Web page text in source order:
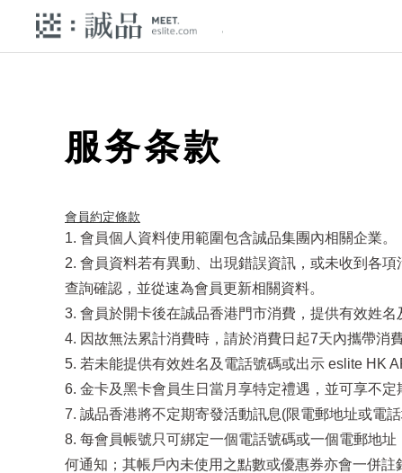
服务条款
會員約定條款​
1. 會員個人資料使用範圍包含誠品集團內相關企業。
2. 會員資料若有異動、出現錯誤資訊，或未收到各
查詢確認，並從速為會員更新相關資料。
3. 會員於開卡後在誠品香港門市消費，提供有效姓
4. 因故無法累計消費時，請於消費日起7天內攜帶消
5. 若未能提供有效姓名及電話號碼或出示 eslite HK
6. 金卡及黑卡會員生日當月享特定禮遇，並可享不定
7. 誠品香港將不定期寄發活動訊息(限電郵地址或電
8. 每會員帳號只可綁定一個電話號碼或一個電郵地
何通知；其帳戶內未使用之點數或優惠券亦會一併註